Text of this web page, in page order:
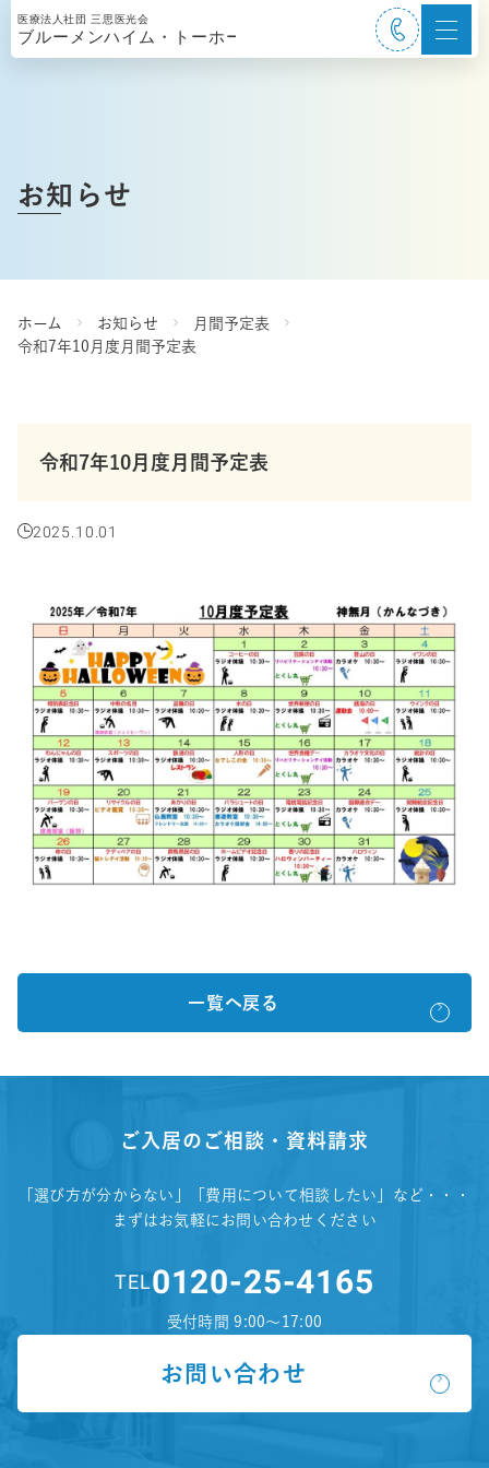
お知らせ
ホーム お知らせ
月間予定表
令和7年10月度月間予定表
令和7年10月度月間予定表
2025.10.01
一覧へ戻る
ご入居のご相談・資料請求
「選び方が分からない」「費用について相談したい」など・・・
まずはお気軽にお問い合わせください
TEL0120-25-4165
受付時間 9:00～17:00
お問い合わせ